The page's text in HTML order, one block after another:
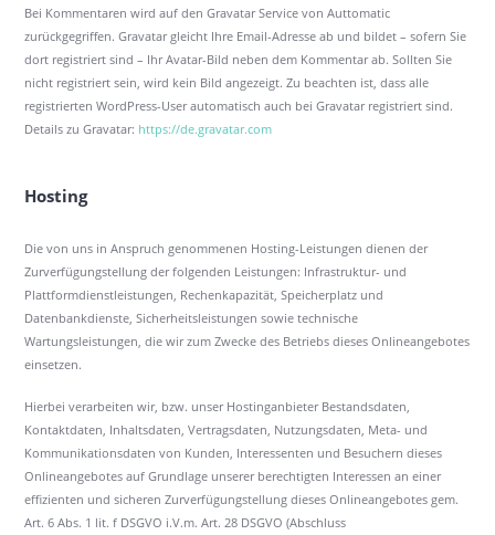
Bei Kommentaren wird auf den Gravatar Service von Auttomatic
zurückgegriffen. Gravatar gleicht Ihre Email-Adresse ab und bildet – sofern Sie
dort registriert sind – Ihr Avatar-Bild neben dem Kommentar ab. Sollten Sie
nicht registriert sein, wird kein Bild angezeigt. Zu beachten ist, dass alle
registrierten WordPress-User automatisch auch bei Gravatar registriert sind.
Details zu Gravatar: https://de.gravatar.com
Hosting
Die von uns in Anspruch genommenen Hosting-Leistungen dienen der
Zurverfügungstellung der folgenden Leistungen: Infrastruktur- und
Plattformdienstleistungen, Rechenkapazität, Speicherplatz und
Datenbankdienste, Sicherheitsleistungen sowie technische
Wartungsleistungen, die wir zum Zwecke des Betriebs dieses Onlineangebotes
einsetzen.
Hierbei verarbeiten wir, bzw. unser Hostinganbieter Bestandsdaten,
Kontaktdaten, Inhaltsdaten, Vertragsdaten, Nutzungsdaten, Meta- und
Kommunikationsdaten von Kunden, Interessenten und Besuchern dieses
Onlineangebotes auf Grundlage unserer berechtigten Interessen an einer
effizienten und sicheren Zurverfügungstellung dieses Onlineangebotes gem.
Art. 6 Abs. 1 lit. f DSGVO i.V.m. Art. 28 DSGVO (Abschluss